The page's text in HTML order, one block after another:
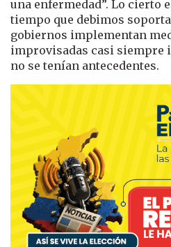
una enfermedad”. Lo cierto
tiempo que debimos
gobiernos implementan
improvisadas casi siempre
no se tenían antecedentes.